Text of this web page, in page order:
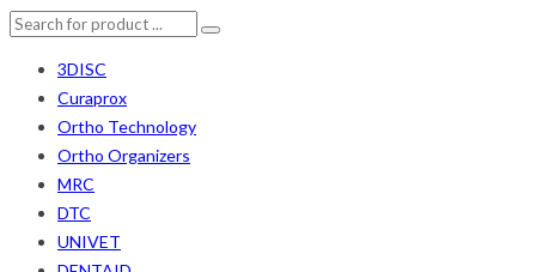
3DISC
Curaprox
Ortho Technology
Ortho Organizers
MRC
DTC
UNIVET